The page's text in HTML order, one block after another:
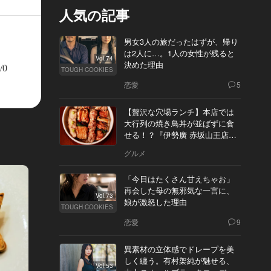
0
人気の記事
Vol.74
TOUGH COOKIES
男女3人の旅だったはずが、帰り
は2人に…。1人の女性が残ると
決めた理由
恋愛 5
【贅沢な穴場ランチ】本店では
大行列の焼き鳥丼が並ばずに食
せる！？『伊勢廣 赤坂山王店』
グルメ
Vol.73
TOUGH COOKIES
「今日はたくさん甘えちゃお」
再会した母の無邪気な一言に、
娘が激怒した理由
恋愛 9
Vol.53
異素材の立体感でドレープを美
しく纏う。有村架純が魅せる、